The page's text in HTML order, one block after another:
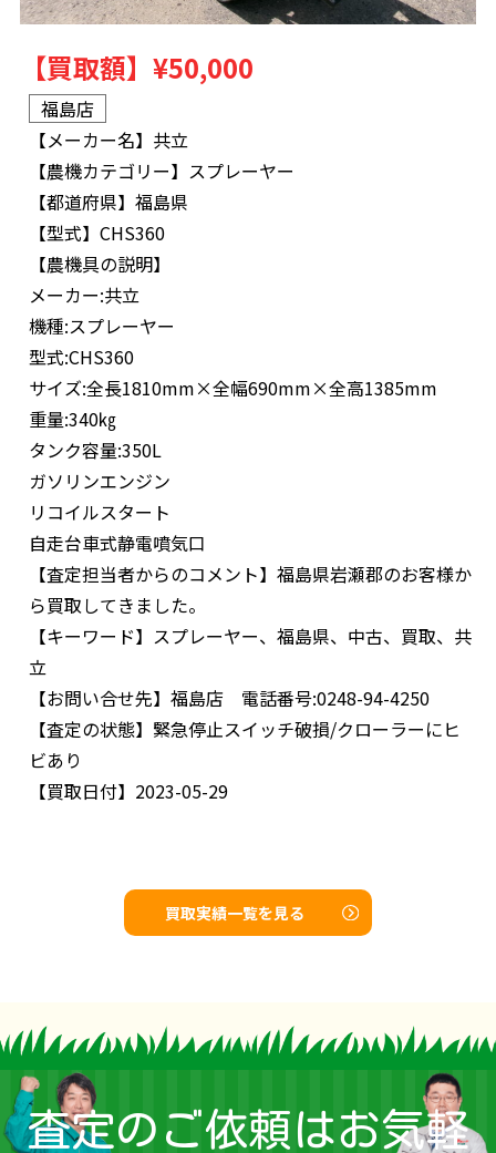
【買取額】 ¥50,000
福島店
【メーカー名】 共立
【農機カテゴリー】 スプレーヤー
【都道府県】 福島県
【型式】 CHS360
【農機具の説明】
メーカー:共立
機種:スプレーヤー
型式:CHS360
サイズ:全長1810mm×全幅690mm×全高1385mm
重量:340㎏
タンク容量:350L
ガソリンエンジン
リコイルスタート
自走台車式静電噴気口
【査定担当者からのコメント】 福島県岩瀬郡のお客様か
ら買取してきました。
【キーワード】 スプレーヤー、福島県、中古、買取、共
立
【お問い合せ先】 福島店 電話番号:0248-94-4250
【査定の状態】 緊急停止スイッチ破損/クローラーにヒ
ビあり
【買取日付】 2023-05-29
買取実績一覧を見る
査定のご依頼はお気軽